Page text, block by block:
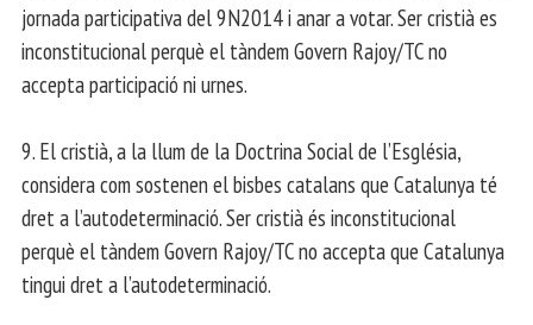
jornada participativa del 9N2014 i anar a votar. Ser cristià es
inconstitucional perquè el tàndem Govern Rajoy/TC no
accepta participació ni urnes.
9. El cristià, a la llum de la Doctrina Social de l’Església,
considera com sostenen el bisbes catalans que Catalunya té
dret a l’autodeterminació. Ser cristià és inconstitucional
perquè el tàndem Govern Rajoy/TC no accepta que Catalunya
tingui dret a l’autodeterminació.